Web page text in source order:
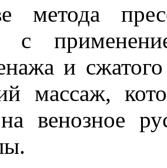
метода
с
и сжатого
массаж,
венозное